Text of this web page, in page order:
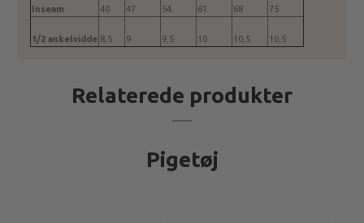
Inseam 40 47 54 61 68 75
1/2 ankelvidde 8,5 9 9,5 10 10,5 10,5
Relaterede produkter
Pigetøj